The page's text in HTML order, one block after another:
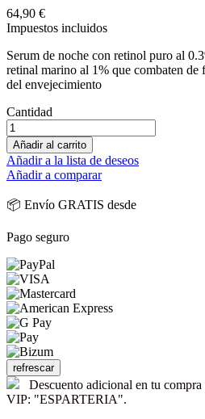
64,90 €
Impuestos incluidos
Serum de noche con retinol puro al
retinal marino al 1% que combaten de
del envejecimiento
Cantidad
Añadir al carrito
Añadir a la lista de deseos
Añadir a comparar
📦 Envío GRATIS desde
Pago seguro
Descuento adicional en tu
VIP: "ESPARTERIA".